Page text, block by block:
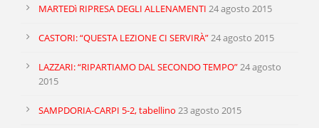
MARTEDì RIPRESA DEGLI ALLENAMENTI 24 agosto 2015
CASTORI: “QUESTA LEZIONE CI SERVIRÀ”24 agosto 2015
LAZZARI: “RIPARTIAMO DAL SECONDO TEMPO”24 agosto
2015
SAMPDORIA-CARPI 5-2, tabellino 23 agosto 2015